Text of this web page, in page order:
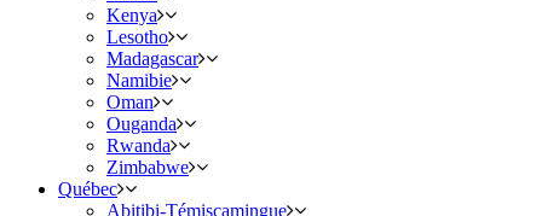
Kenya
Lesotho
Madagascar
Namibie
Oman
Ouganda
Rwanda
Zimbabwe
Québec
Abitibi-Témiscamingue